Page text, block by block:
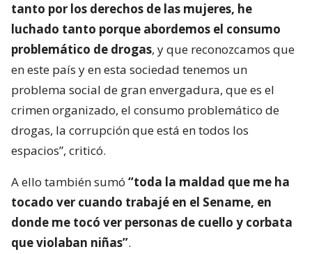
tanto por los derechos de las mujeres, he
luchado tanto porque abordemos el consumo
problemático de drogas, y que reconozcamos que
en este país y en esta sociedad tenemos un
problema social de gran envergadura, que es el
crimen organizado, el consumo problemático de
drogas, la corrupción que está en todos los
espacios”, criticó.
A ello también sumó “toda la maldad que me ha
tocado ver cuando trabajé en el Sename, en
donde me tocó ver personas de cuello y corbata
que violaban niñas”.